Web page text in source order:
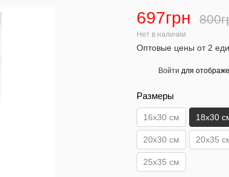
697грн
Нет в наличии
Оптовые цены от 2
Войти для
Размеры
16x30 см 18x30
20x30 см 20x35
25x35 см